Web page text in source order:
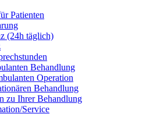
Patienten
(24h täglich)
Behandlung
Operation
Behandlung
zu Ihrer Behandlung
Service